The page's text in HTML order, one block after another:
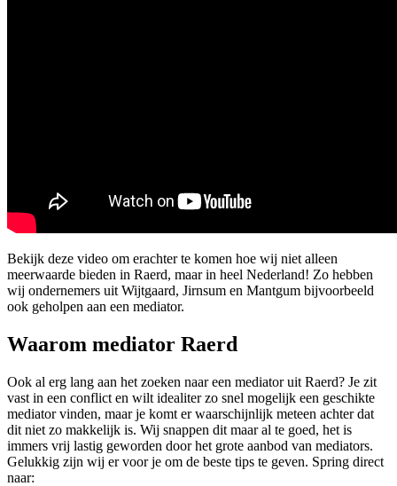
Bekijk deze video om erachter te komen hoe wij niet alleen
meerwaarde bieden in Raerd, maar in heel Nederland! Zo hebben
wij ondernemers uit Wijtgaard, Jirnsum en Mantgum bijvoorbeeld
ook geholpen aan een mediator.
Waarom mediator Raerd
Ook al erg lang aan het zoeken naar een mediator uit Raerd? Je zit
vast in een conflict en wilt idealiter zo snel mogelijk een geschikte
mediator vinden, maar je komt er waarschijnlijk meteen achter dat
dit niet zo makkelijk is. Wij snappen dit maar al te goed, het is
immers vrij lastig geworden door het grote aanbod van mediators.
Gelukkig zijn wij er voor je om de beste tips te geven. Spring direct
naar: